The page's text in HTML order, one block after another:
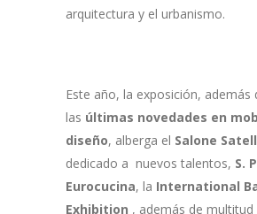
arquitectura y el urbanismo.
Este año, la exposición, además
las últimas novedades en
diseño, alberga el Salone
dedicado a nuevos talentos, S.
Eurocucina, la International
Exhibition , además de multitud